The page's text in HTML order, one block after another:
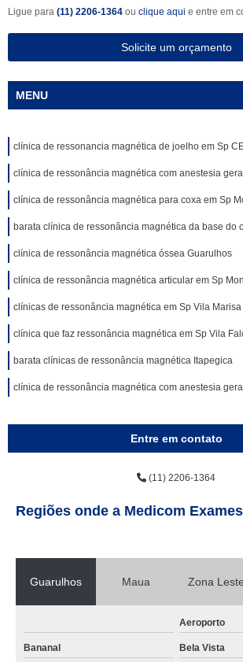
Ligue para (11) 2206-1364 ou clique aqui e entre em
Solicite um orçamento
MENU
clínica de ressonancia magnética de joelho em Sp
clínica de ressonância magnética com anestesia
clínica de ressonância magnética para coxa em Sp
barata clínica de ressonância magnética da base do
clínica de ressonância magnética óssea Guarulhos
clínica de ressonância magnética articular em Sp
clínicas de ressonância magnética em Sp Vila Marisa
clínica que faz ressonância magnética em Sp Vila
barata clínicas de ressonância magnética Itapegica
clínica de ressonância magnética com anestesia
Entre em contato
(11) 2206-1364
Regiões onde a Medicom
Guarulhos Maua Zona Leste
Aeroporto
Bananal Bela Vista